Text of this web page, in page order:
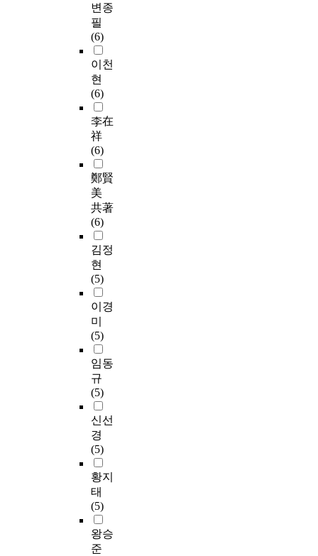
변종
필
(6)
이천
현
(6)
李在
祥
(6)
鄭賢
美
共著
(6)
김정
현
(5)
이경
미
(5)
임동
규
(5)
신선
경
(5)
황지
태
(5)
왕승
준